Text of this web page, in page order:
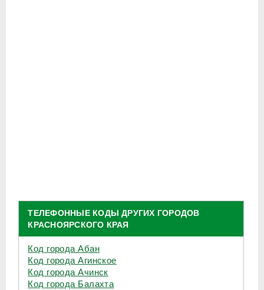
ТЕЛЕФОННЫЕ КОДЫ ДРУГИХ ГОРОДОВ
КРАСНОЯРСКОГО КРАЯ
Код города Абан
Код города Агинское
Код города Ачинск
Код города Балахта